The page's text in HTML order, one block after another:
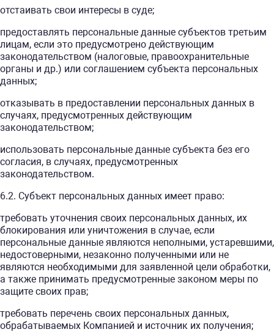
отстаивать свои интересы в суде;
предоставлять персональные данные субъектов третьим
лицам, если это предусмотрено действующим
законодательством (налоговые, правоохранительные
органы и др.) или соглашением субъекта персональных
данных;
отказывать в предоставлении персональных данных в
случаях, предусмотренных действующим
законодательством;
использовать персональные данные субъекта без его
согласия, в случаях, предусмотренных
законодательством.
6.2. Субъект персональных данных имеет право:
требовать уточнения своих персональных данных, их
блокирования или уничтожения в случае, если
персональные данные являются неполными, устаревшими,
недостоверными, незаконно полученными или не
являются необходимыми для заявленной цели обработки,
а также принимать предусмотренные законом меры по
защите своих прав;
требовать перечень своих персональных данных,
обрабатываемых Компанией и источник их получения;